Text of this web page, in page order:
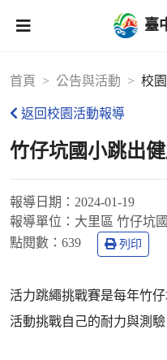
臺
首頁 公告與活動 校
返回校園活動報導
竹仔坑國小跳出
報導日期： 2024-01-19
報導單位： 大里區 竹仔坑
點閱數： 639 列印
活力跳繩挑戰賽是每年竹
活動挑戰自己的耐力與測